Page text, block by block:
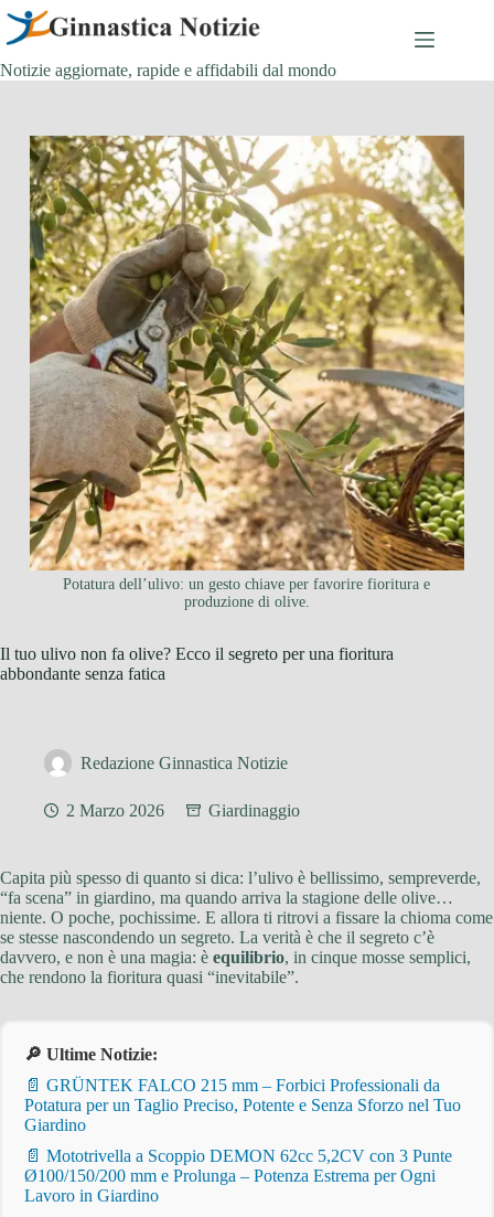
Salta
contenuto
Notizie aggiornate, rapide e affidabili dal mondo
Potatura dell’ulivo: un gesto chiave per favorire fioritura e
produzione di olive.
Il tuo ulivo non fa olive? Ecco il segreto per una fioritura
abbondante senza fatica
Redazione Ginnastica Notizie
2 Marzo 2026 Giardinaggio
Capita più spesso di quanto si dica: l’ulivo è bellissimo, sempreverde,
“fa scena” in giardino, ma quando arriva la stagione delle olive…
niente. O poche, pochissime. E allora ti ritrovi a fissare la chioma come
se stesse nascondendo un segreto. La verità è che il segreto c’è
davvero, e non è una magia: è equilibrio, in cinque mosse semplici,
che rendono la fioritura quasi “inevitabile”.
🔎 Ultime Notizie:
📄 GRÜNTEK FALCO 215 mm – Forbici Professionali da
Potatura per un Taglio Preciso, Potente e Senza Sforzo nel Tuo
Giardino
📄 Mototrivella a Scoppio DEMON 62cc 5,2CV con 3 Punte
Ø100/150/200 mm e Prolunga – Potenza Estrema per Ogni
Lavoro in Giardino